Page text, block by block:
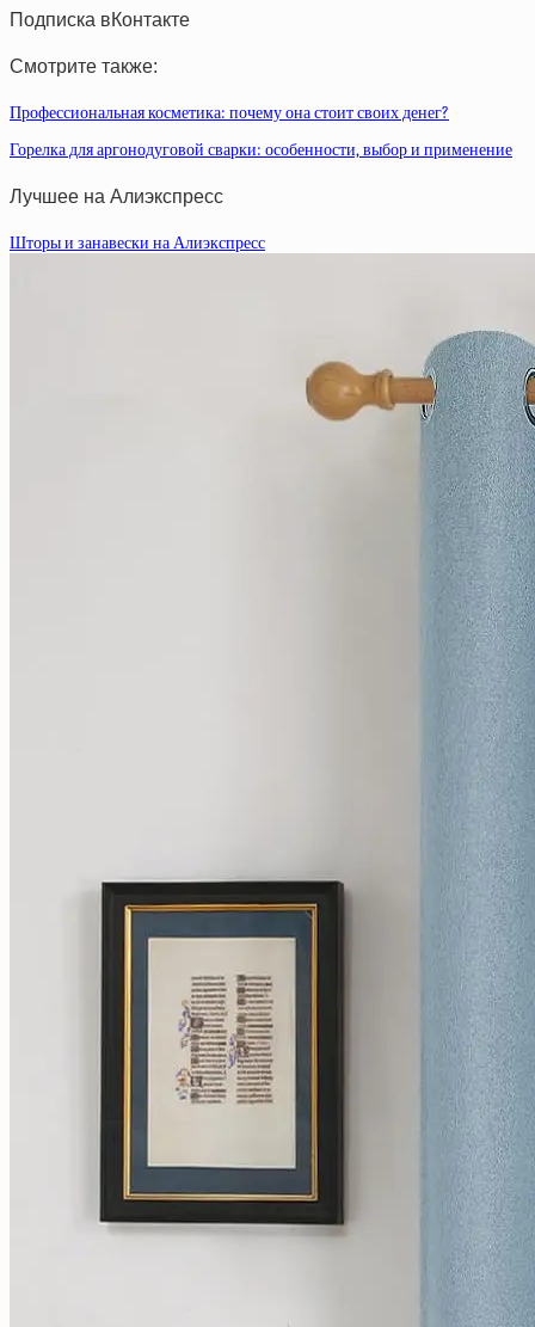
Подписка вКонтакте
Смотрите также:
Профессиональная косметика: почему она стоит своих денег?
Горелка для аргонодуговой сварки: особенности, выбор и применение
Лучшее на Алиэкспресс
Шторы и занавески на Алиэкспресс